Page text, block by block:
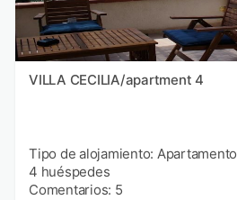
VILLA CECILIA/apartment 4
Tipo de alojamiento: Apartamento
4 huéspedes
Comentarios: 5